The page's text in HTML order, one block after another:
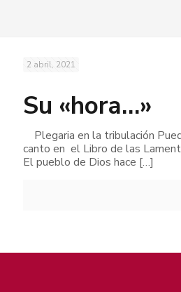
2 abril, 2021
Su «hora…»
Plegaria en la tribulación
canto en el Libro de las
El pueblo de Dios hace […]